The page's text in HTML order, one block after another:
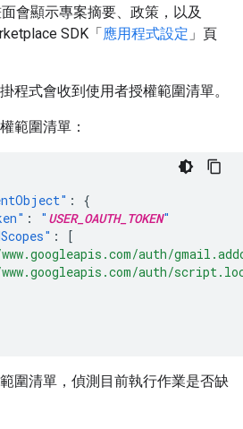
會顯示專案摘要、政策，以及
SDK「應用程式設定 」頁
程式會收到使用者授權範圍清單。
範圍清單：
:
{
: " USER_OAUTH_TOKEN"
:
[
auth/
auth/
圍清單，偵測目前執行作業是否缺